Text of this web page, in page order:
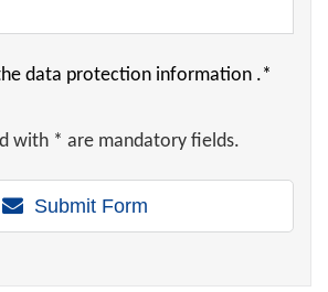
data protection information .*
with * are mandatory fields.
Submit Form